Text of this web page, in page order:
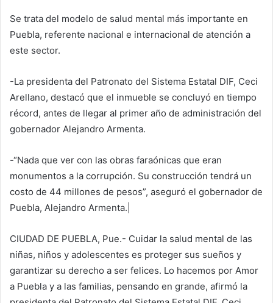
Se trata del modelo de salud mental más importante en
Puebla, referente nacional e internacional de atención a
este sector.
-La presidenta del Patronato del Sistema Estatal DIF, Ceci
Arellano, destacó que el inmueble se concluyó en tiempo
récord, antes de llegar al primer año de administración del
gobernador Alejandro Armenta.
-“Nada que ver con las obras faraónicas que eran
monumentos a la corrupción. Su construcción tendrá un
costo de 44 millones de pesos”, aseguró el gobernador de
Puebla, Alejandro Armenta.|
CIUDAD DE PUEBLA, Pue.- Cuidar la salud mental de las
niñas, niños y adolescentes es proteger sus sueños y
garantizar su derecho a ser felices. Lo hacemos por Amor
a Puebla y a las familias, pensando en grande, afirmó la